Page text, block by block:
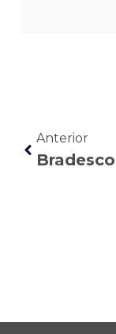
Anterior